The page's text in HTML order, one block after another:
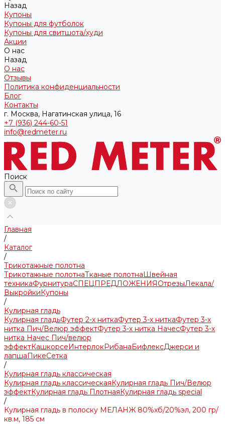
Назад
Купоны
Купоны для футболок
Купоны для свитшота/худи
Акции
О нас
Назад
О нас
Отзывы
Политика конфиденциальности
Блог
Контакты
г. Москва, Нагатинская улица, 16
+7 (936) 244-60-51
info@redmeter.ru
Поиск
Главная
/
Каталог
/
Трикотажные полотна
Трикотажные полотнаТканые полотнаШвейная
техникаФурнитураСПЕЦПРЕДЛОЖЕНИЯОтрезыЛекала/
ВыкройкиКупоны
/
Кулирная гладь
Кулирная гладьФутер 2-х ниткаФутер 3-х ниткаФутер 3-х
нитка Пич/Велюр эффектФутер 3-х нитка НачесФутер 3-х
нитка Начес Пич/велюр
эффектКашкорсеИнтерлокРибанаБифлексДжерси и
лапшаПикеСетка
/
Кулирная гладь классическая
Кулирная гладь классическаяКулирная гладь Пич/Велюр
эффектКулирная гладь ПлотнаяКулирная гладь special
/
Кулирная гладь в полоску МЕЛАНЖ 80%хб/20%эл, 200 гр/
кв.м, 185 см